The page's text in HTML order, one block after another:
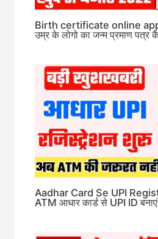
Birth certificate online
उम्र के लोगो का जन्म प्रमाण पत्र
Aadhar Card Se UPI
ATM आधार कार्ड से UPI ID बनाएं